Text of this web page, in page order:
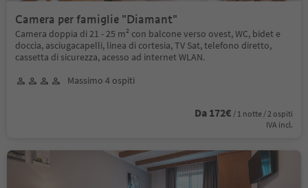
Camera per famiglie "Diamant"
Camera doppia di 21 - 25 m² con balcone verso ovest, WC, bidet e
doccia, asciugacapelli, linea di cortesia, TV Sat, telefono diretto,
cassetta di sicurezza, acesso ad internet WLAN.
Massimo 4 ospiti
Da 172€ / 1 notte / 2 ospiti
IVA incl.